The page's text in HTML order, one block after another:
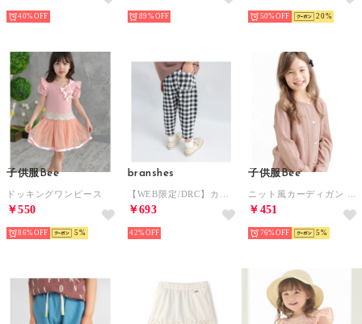
40% 89% 50% 20
子供服Bee
ドッキングワンピース
￥550
86% 5
branshes
￥693
42%
子供服Bee
￥451
76% 5